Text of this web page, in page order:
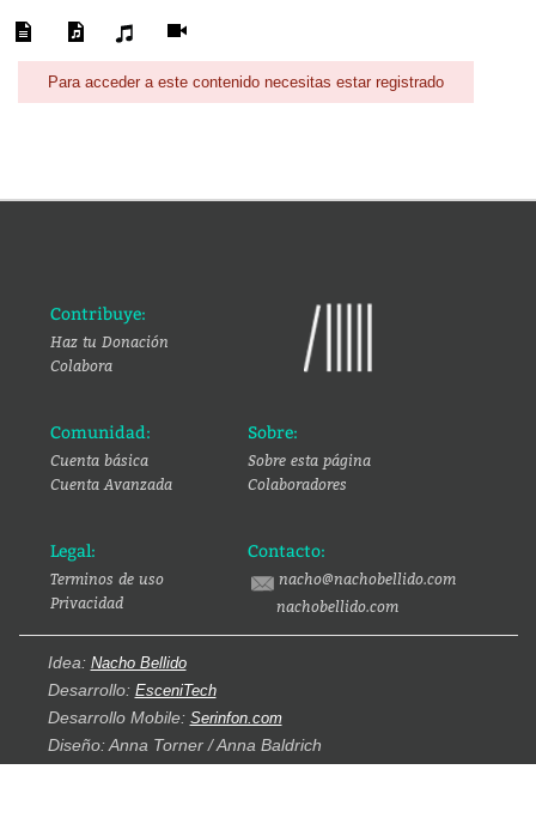
Para acceder a este contenido necesitas estar registrado
Contribuye:
Haz tu Donación
Colabora
Comunidad:
Cuenta básica
Cuenta Avanzada
Sobre:
Sobre esta página
Colaboradores
Legal:
Terminos de uso
Privacidad
Contacto:
nacho@nachobellido.com
nachobellido.com
Idea: Nacho Bellido
Desarrollo: EsceniTech
Desarrollo Mobile: Serinfon.com
Diseño: Anna Torner / Anna Baldrich